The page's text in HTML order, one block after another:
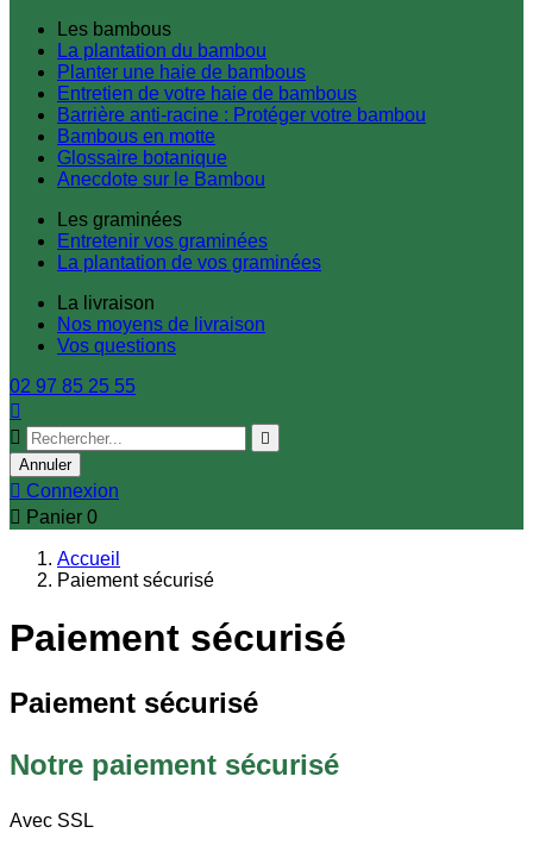
Les bambous
La plantation du bambou
Planter une haie de bambous
Entretien de votre haie de bambous
Barrière anti-racine : Protéger votre bambou
Bambous en motte
Glossaire botanique
Anecdote sur le Bambou
Les graminées
Entretenir vos graminées
La plantation de vos graminées
La livraison
Nos moyens de livraison
Vos questions
02 97 85 25 55



Annuler
 Connexion
 Panier 0
Accueil
Paiement sécurisé
Paiement sécurisé
Paiement sécurisé
Notre paiement sécurisé
Avec SSL